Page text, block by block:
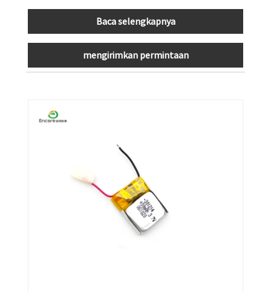
Baca selengkapnya
mengirimkan permintaan